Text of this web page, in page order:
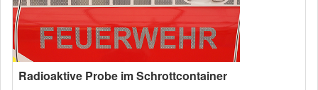
Radioaktive Probe im Schrottcontainer